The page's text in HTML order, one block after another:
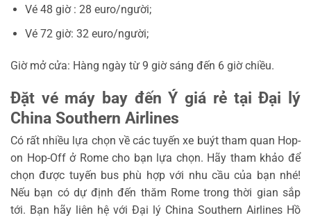
Vé 48 giờ : 28 euro/người;
Vé 72 giờ: 32 euro/người;
Giờ mở cửa: Hàng ngày từ 9 giờ sáng đến 6 giờ chiều.
Đặt vé máy bay đến Ý giá rẻ tại Đại lý
China Southern Airlines
Có rất nhiều lựa chọn về các tuyến xe buýt tham quan Hop-
on Hop-Off ở Rome cho bạn lựa chọn. Hãy tham khảo để
chọn được tuyến bus phù hợp với nhu cầu của bạn nhé!
Nếu bạn có dự định đến thăm Rome trong thời gian sắp
tới. Bạn hãy liên hệ với Đại lý China Southern Airlines Hồ